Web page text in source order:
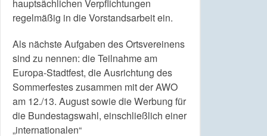
hauptsächlichen Verpflichtungen
regelmäßig in die Vorstandsarbeit ein.
Als nächste Aufgaben des Ortsvereinens
sind zu nennen: die Teilnahme am
Europa-Stadtfest, die Ausrichtung des
Sommerfestes zusammen mit der AWO
am 12./13. August sowie die Werbung für
die Bundestagswahl, einschließlich einer
„internationalen“